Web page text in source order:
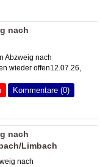
nach
Abzweig nach
wieder offen12.07.26,
Kommentare (0)
nach
Limbach
nach